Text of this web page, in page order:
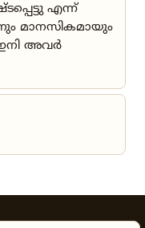
എന്ന്
മാനസികമായും
ഇനി അവർ